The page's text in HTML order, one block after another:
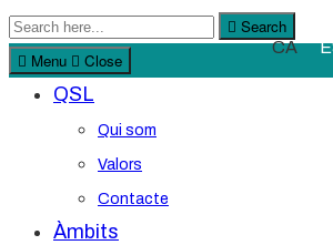
Search
for:
Search
Menu
Close
QSL
Qui som
Valors
Contacte
Àmbits
CA